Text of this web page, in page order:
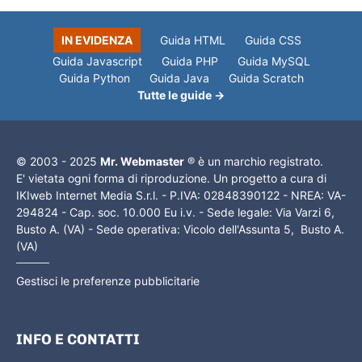
IN EVIDENZA Guida HTML
Guida CSS
Guida Javascript
Guida PHP
Guida MySQL
Guida Python
Guida Java
Guida Scratch
Tutte le guide →
© 2003 - 2025 Mr. Webmaster ® è un marchio registrato.
E' vietata ogni forma di riproduzione. Un progetto a cura di
IKIweb Internet Media S.r.l. - P.IVA: 02848390122 - NREA: VA-
294824 - Cap. soc. 10.000 Eu i.v. - Sede legale: Via Varzi 6,
Busto A. (VA) - Sede operativa: Vicolo dell'Assunta 5, Busto A.
(VA)
Gestisci le preferenze pubblicitarie
INFO E CONTATTI